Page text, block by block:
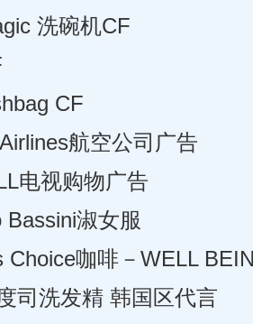
洗碗机CF
CF
航空公司广告
视购物广告
淑女服
咖啡－WELL
洗发精 韩国区代言